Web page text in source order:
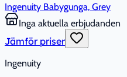
Ingenuity Babygunga, Grey
Inga aktuella erbjudanden
Jämför priser
Ingenuity